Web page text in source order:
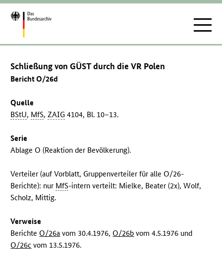
Zur
Schließung von GÜST durch die VR Polen
Bericht O/26d
Quelle
BStU, MfS,ZAIG 4104, Bl. 10–13.
Serie
Ablage O (Reaktion der Bevölkerung).
Verteiler (auf Vorblatt, Gruppenverteiler für alle O/26-
Berichte): nur MfS-intern verteilt: Mielke, Beater (2x), Wolf,
Scholz, Mittig.
Verweise
Berichte O/26a vom 30.4.1976, O/26b vom 4.5.1976 und
O/26c vom 13.5.1976.